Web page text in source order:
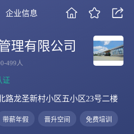
企业信息
理有限公司
499人
证
路龙圣新村小区五小区23号二楼
带薪年假 晋升空间 免费培训